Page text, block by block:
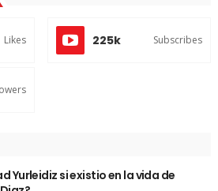
Likes 225k Subscribes
Yurleidiz si existio en la vida de